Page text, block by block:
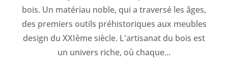
bois. Un matériau noble, qui a traversé les âges,
des premiers outils préhistoriques aux meubles
design du XXIème siècle. L'artisanat du bois est
un univers riche, où chaque...